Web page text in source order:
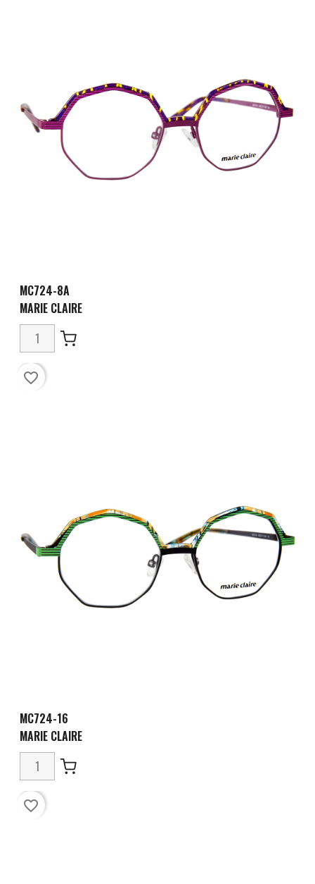
MC724-8A
MARIE CLAIRE
favorite_border
MC724-16
MARIE CLAIRE
favorite_border